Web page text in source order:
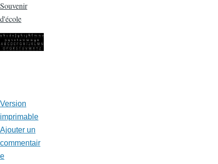
Souvenir
d'école
Version
imprimable
Ajouter un
commentair
e